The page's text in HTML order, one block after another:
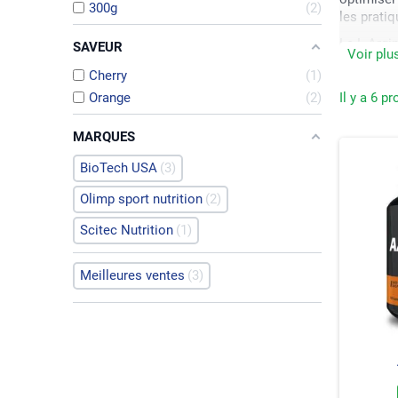
300g
2
SAVEUR
Cherry
1
Orange
2
MARQUES
BioTech USA 3
Olimp sport nutrition 2
Scitec Nutrition 1
Meilleures ventes 3
les
En
Voir
Il y a 6